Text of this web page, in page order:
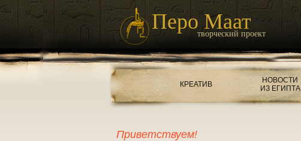
Перо Маат
творческий проект
КРЕАТИВ
НОВОСТИ
ИЗ ЕГИПТА
Приветствуем!